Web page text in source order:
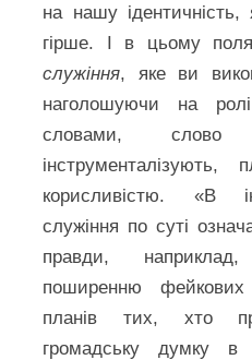
на нашу
гірше. І в цьому
служіння, яке ви
наголошуючи на
словами,
корисливістю. «В
служіння по суті
правди,
поширенню
планів тих, хто
громадську думку в